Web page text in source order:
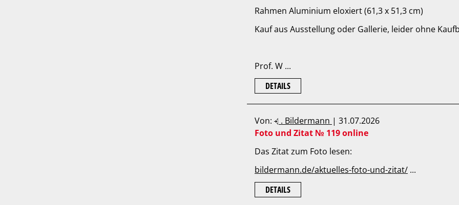
Rahmen Aluminium eloxiert (61,3 x 51,3 cm)
Kauf aus Ausstellung oder Gallerie, leider ohne
Prof. W ...
DETAILS
Von: . Bildermann | 31.07.2026
Foto und Zitat № 119 online
Das Zitat zum Foto lesen:
bildermann.de/aktuelles-foto-und-zitat/ ...
DETAILS